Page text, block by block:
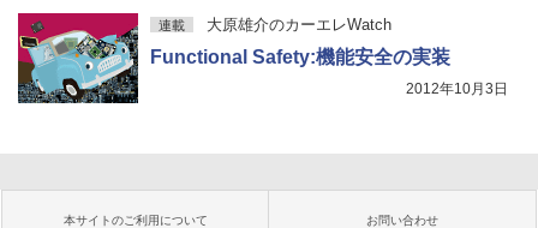
連載 大原雄介のカーエレWatch
Functional Safety:機能安全の実装
2012年10月3日
本サイトのご利用について お問い合わせ